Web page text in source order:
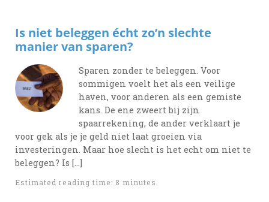
Is niet beleggen écht zo’n slechte
manier van sparen?
Sparen zonder te beleggen. Voor
sommigen voelt het als een veilige
haven, voor anderen als een gemiste
kans. De ene zweert bij zijn
spaarrekening, de ander verklaart je
voor gek als je je geld niet laat groeien via
investeringen. Maar hoe slecht is het echt om niet te
beleggen? Is […]
Estimated reading time: 8 minutes